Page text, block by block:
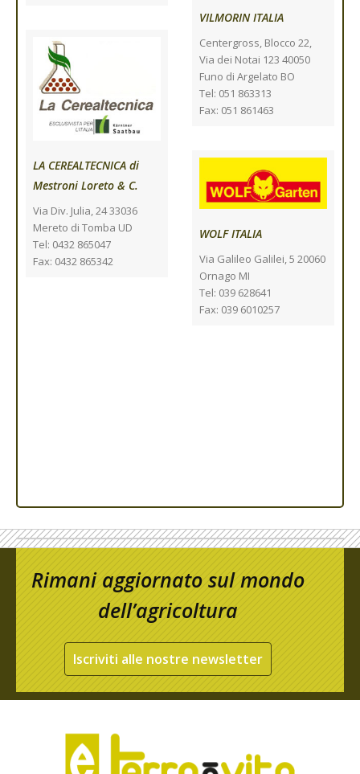
LA CEREALTECNICA di
Mestroni Loreto & C.
Via Div. Julia, 24 33036
Mereto di Tomba UD
Tel: 0432 865047
Fax: 0432 865342
VILMORIN ITALIA
Centergross, Blocco 22,
Via dei Notai 123 40050
Funo di Argelato BO
Tel: 051 863313
Fax: 051 861463
WOLF ITALIA
Via Galileo Galilei, 5 20060
Ornago MI
Tel: 039 628641
Fax: 039 6010257
Rimani aggiornato sul mondo
dell’agricoltura
Iscriviti alle nostre newsletter